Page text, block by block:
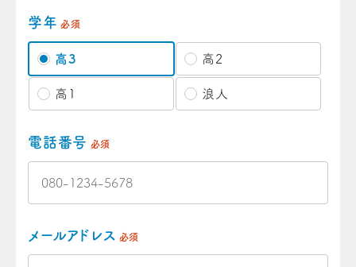
学年 必須
高3 高2
高1 浪人
電話番号 必須
メールアドレス 必須